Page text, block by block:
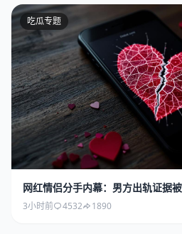
吃瓜专题
网红情侣分手内幕：男方出轨证据
3小时前 4532 1890